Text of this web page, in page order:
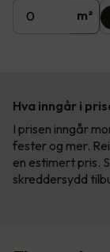
m²
Hva inngår i
I prisen inngår
fester og mer.
en estimert pris.
skreddersydd